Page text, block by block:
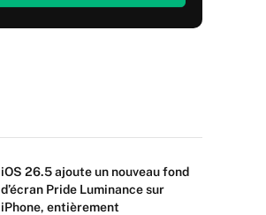
iOS 26.5 ajoute un nouveau fond
d’écran Pride Luminance sur
iPhone, entièrement